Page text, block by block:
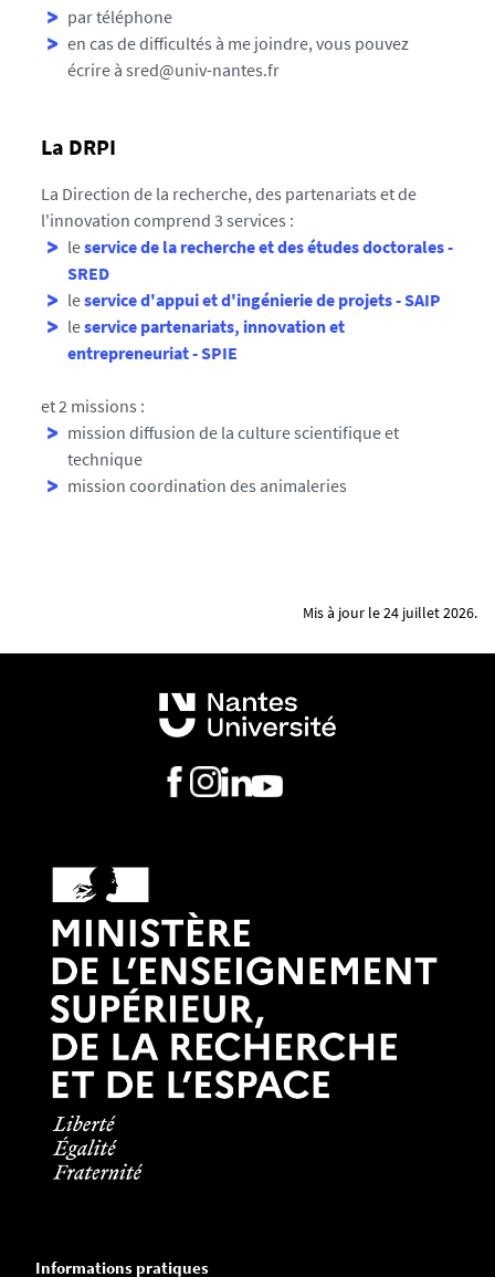
par téléphone
en cas de difficultés à me joindre, vous pouvez
écrire à sred@univ-nantes.fr
La DRPI
La Direction de la recherche, des partenariats et de
l'innovation comprend 3 services :
leservice de la recherche et des études doctorales -
SRED
leservice d'appui et d'ingénierie de projets - SAIP
leservice partenariats, innovation et
entrepreneuriat - SPIE
et 2 missions :
mission diffusion de la culture scientifique et
technique
mission coordination des animaleries
Mis à jour le 24 juillet 2026.
Informations pratiques